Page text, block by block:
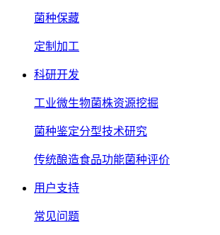
菌种保藏
定制加工
科研开发
工业微生物菌株资源挖掘
菌种鉴定分型技术研究
传统酿造食品功能菌种评价
用户支持
常见问题